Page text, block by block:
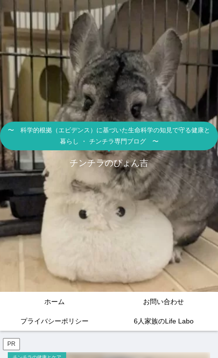
〜 科学的根拠（エビデンス）に基づいた生命科学の知見で守る健康と
暮らし ・ チンチラ専門ブログ 〜
チンチラのぴょん吉
ホーム お問い合わせ
プライバシーポリシー 6人家族のLife Labo
PR